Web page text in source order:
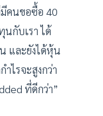
คนขอซื้อ 40
นกับเรา ได้
และยังได้หุ้น
ไรจะสูงกว่า
ที่ดีกว่า”